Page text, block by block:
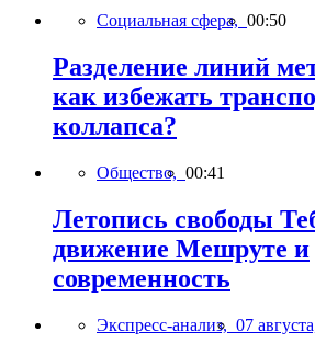
Социальная сфера, 00:50
Разделение линий
как избежать
коллапса?
Общество, 00:41
Летопись свободы
движение Мешруте и
современность
Экспресс-анализ, 07